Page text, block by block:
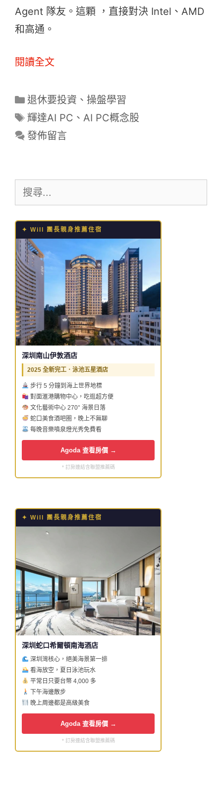
Agent 隊友。這顆 ，直接對決 Intel、AMD
和高通。
閱讀全文
分
類
退休要投資 、 操盤學習
標
籤
輝達AI PC 、 AI PC概念股
發佈留言
✦ Will 團長親身推薦住宿
深圳南山伊敦酒店
2025 全新完工．泳池五星酒店
步行 5 分鐘到海上世界地標
對面滙港購物中心，吃逛超方便
文化藝術中心 270° 海景日落
蛇口美食酒吧圈，晚上不無聊
每晚音樂噴泉燈光秀免費看
Agoda 查看房價 →
* 訂房連結含聯盟推薦碼
✦ Will 團長親身推薦住宿
深圳蛇口希爾頓南海酒店
深圳灣核心，絕美海景第一排
看海放空，夏日泳池玩水
平常日只要台幣 4,000 多
下午海邊散步
晚上周邊都是高級美食
Agoda 查看房價 →
* 訂房連結含聯盟推薦碼